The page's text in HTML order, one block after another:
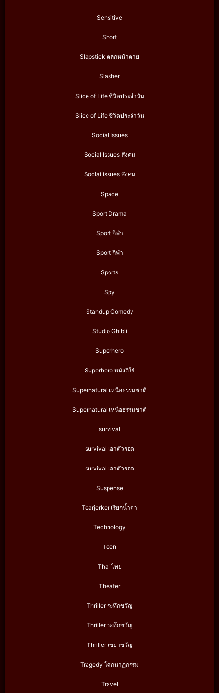
Sensitive
Short
Slapstick ตลกหน้าตาย
Slasher
Slice of Life ชีวิตประจำวัน
Slice of Life ชีวิตประจำวัน
Social Issues
Social Issues สังคม
Social Issues สังคม
Space
Sport Drama
Sport กีฬา
Sport กีฬา
Sports
Spy
Standup Comedy
Studio Ghibli
Superhero
Superhero หนังฮีโร่
Supernatural เหนือธรรมชาติ
Supernatural เหนือธรรมชาติ
survival
survival เอาตัวรอด
survival เอาตัวรอด
Suspense
Tearjerker เรียกน้ำตา
Technology
Teen
Thai ไทย
Theater
Thriller ระทึกขวัญ
Thriller ระทึกขวัญ
Thriller เขย่าขวัญ
Tragedy โศกนาฏกรรม
Travel